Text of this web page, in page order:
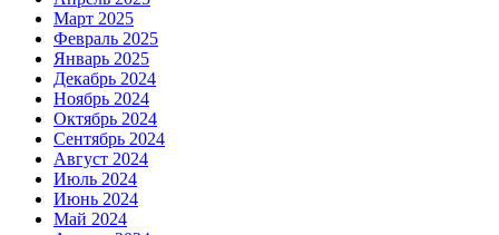
Март 2025
Февраль 2025
Январь 2025
Декабрь 2024
Ноябрь 2024
Октябрь 2024
Сентябрь 2024
Август 2024
Июль 2024
Июнь 2024
Май 2024